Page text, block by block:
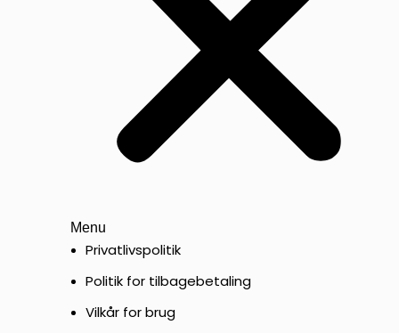
Menu
Privatlivspolitik
Politik for tilbagebetaling
Vilkår for brug